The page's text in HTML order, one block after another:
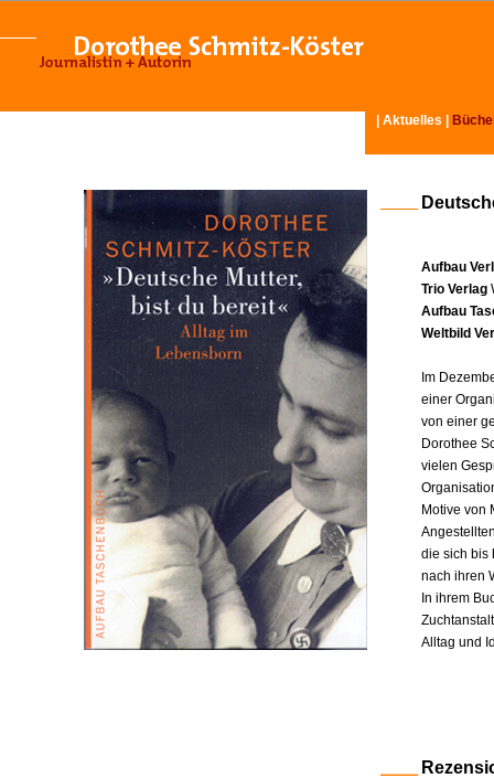
Aktuelles
Aufbau
Trio Verlag
Aufbau
Weltbild
Im
einer
von einer
Dorothee
vielen
Motive von
die sich bis
nach ihren
In ihrem
Alltag und